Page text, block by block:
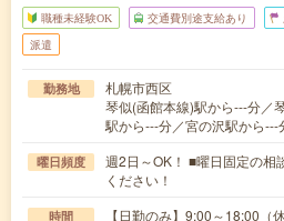
職種未経験OK 交通費別途支給あり
派遣
勤務地
札幌市西区
琴似(函館本線)駅から---分／
駅から---分／宮の沢駅から
曜日頻度
週2日～OK！ ■曜日固定の相
ください！
時間
【日勤のみ】9:00～18:00（